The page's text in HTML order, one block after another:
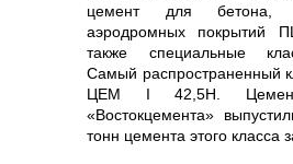
+7 (423) 234 50 50
цемент для бетона,
аэродромных покрытий
также специальные
Самый распространенный
ЦЕМ I 42,5Н.
«Востокцемента»
тонн цемента этого класса